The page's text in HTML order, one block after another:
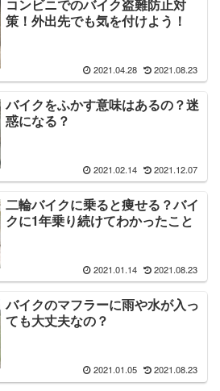
コンビニでのバイク盗難防止対
策！外出先でも気を付けよう！
2021.04.28 2021.08.23
バイクをふかす意味はあるの？迷
惑になる？
2021.02.14 2021.12.07
二輪バイクに乗ると痩せる？バイ
クに1年乗り続けてわかったこと
2021.01.14 2021.08.23
バイクのマフラーに雨や水が入っ
ても大丈夫なの？
2021.01.05 2021.08.23